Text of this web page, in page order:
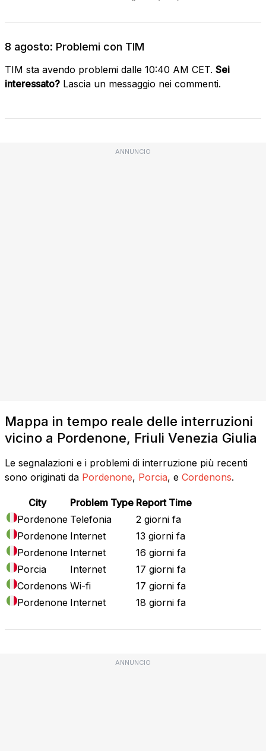
8 agosto: Problemi con TIM
TIM sta avendo problemi dalle 10:40 AM CET. Sei
interessato? Lascia un messaggio nei commenti.
ANNUNCIO
Mappa in tempo reale delle interruzioni
vicino a Pordenone, Friuli Venezia Giulia
Le segnalazioni e i problemi di interruzione più recenti
sono originati da Pordenone, Porcia, e Cordenons.
City Problem Type Report Time
Pordenone Telefonia
2 giorni fa
Pordenone Internet
13 giorni fa
Pordenone Internet
16 giorni fa
Porcia
Internet
17 giorni fa
Cordenons Wi-fi
17 giorni fa
Pordenone Internet 18 giorni fa
ANNUNCIO